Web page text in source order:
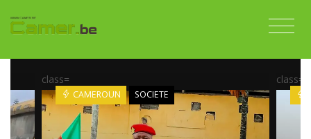
class=
CAMEROUN SOCIETE
class=